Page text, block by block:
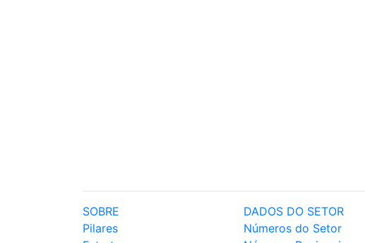
SOBRE
Pilares
DADOS DO SETOR
Números do Setor